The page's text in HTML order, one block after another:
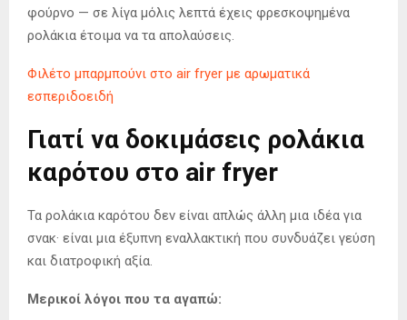
φούρνο — σε λίγα μόλις λεπτά έχεις φρεσκοψημένα
ρολάκια έτοιμα να τα απολαύσεις.
Φιλέτο μπαρμπούνι στο air fryer με αρωματικά
εσπεριδοειδή
Γιατί να δοκιμάσεις ρολάκια
καρότου στο air fryer
Τα ρολάκια καρότου δεν είναι απλώς άλλη μια ιδέα για
σνακ· είναι μια έξυπνη εναλλακτική που συνδυάζει γεύση
και διατροφική αξία.
Μερικοί λόγοι που τα αγαπώ: